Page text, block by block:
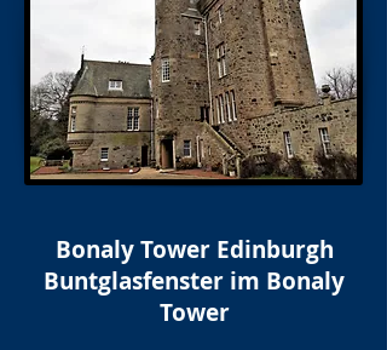
Bonaly Tower Edinburgh
Buntglasfenster im Bonaly
Tower